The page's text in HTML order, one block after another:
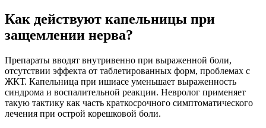
Как действуют капельницы при
защемлении нерва?
Препараты вводят внутривенно при выраженной боли,
отсутствии эффекта от таблетированных форм, проблемах с
ЖКТ. Капельница при ишиасе уменьшает выраженность
синдрома и воспалительной реакции. Невролог применяет
такую тактику как часть краткосрочного симптоматического
лечения при острой корешковой боли.